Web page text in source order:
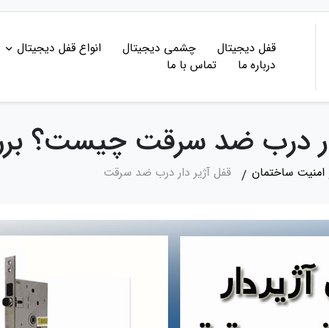
قفل دیجیتال چشمی دیجیتال انواع قفل دیجیتال
درباره ما
تماس با ما
درب ضد سرقت چیست؟
ساختمان قفل آژیر دار درب ضد سرقت